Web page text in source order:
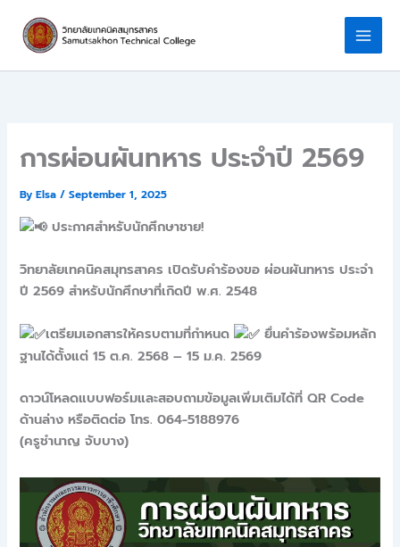
content
การผ่อนผันทหาร ประจำปี 2569
ByElsa/September 1, 2025
ประกาศสำหรับนักศึกษาชาย!
วิทยาลัยเทคนิคสมุทรสาคร เปิดรับคำร้องขอ ผ่อนผันทหาร ประจำ
ปี 2569 สำหรับนักศึกษาที่เกิดปี พ.ศ. 2548
เตรียมเอกสารให้ครบตามที่กำหนด
ยื่นคำร้องพร้อมหลัก
ฐานได้ตั้งแต่ 15 ต.ค. 2568 – 15 ม.ค. 2569
ดาวน์โหลดแบบฟอร์มและสอบถามข้อมูลเพิ่มเติมได้ที่ QR Code
ด้านล่าง หรือติดต่อ โทร. 064-5188976
(ครูชำนาญ จับบาง)